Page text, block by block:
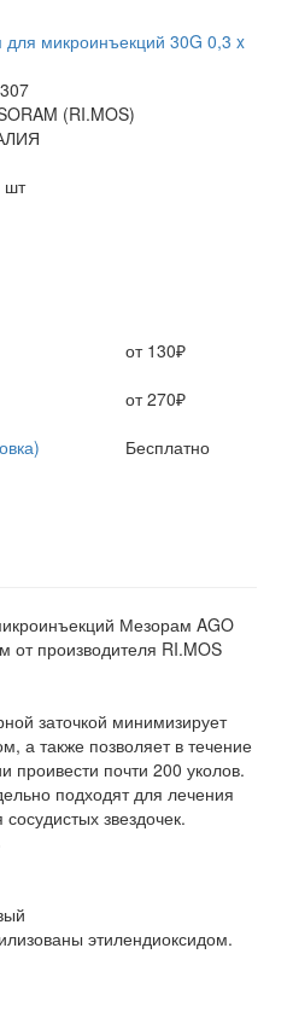
(RI.MOS)
шт
от 130₽
от 270₽
Бесплатно
Мезорам AGO
от производителя RI.MOS
заточкой минимизирует
а также позволяет в течение
проивести почти 200 уколов.
подходят для лечения
звездочек.
этилендиоксидом.